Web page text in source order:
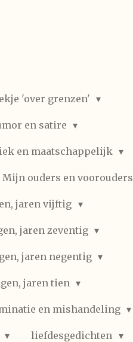
'over grenzen'
en satire
en maatschappelijk
Mijn ouders en voorouders
jaren vijftig
jaren zeventig
jaren negentig
jaren tien
en mishandeling
liefdesgedichten